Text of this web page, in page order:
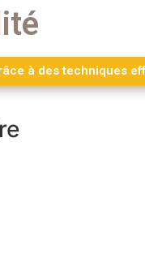
à des techniques